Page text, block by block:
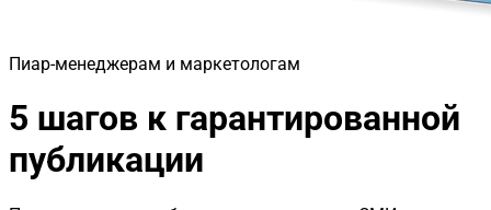
Пиар-менеджерам и маркетологам
5 шагов к гарантированной
публикации